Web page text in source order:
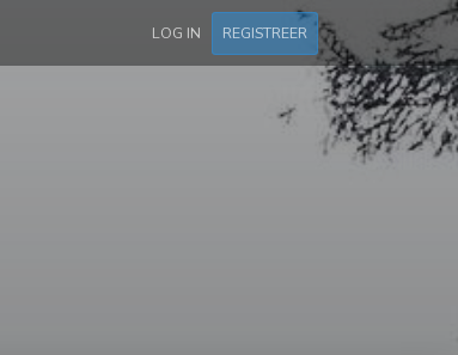
LOG IN REGISTREER